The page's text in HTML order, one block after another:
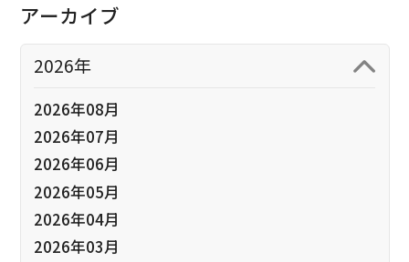
アーカイブ
2026年
2026年08月
2026年07月
2026年06月
2026年05月
2026年04月
2026年03月